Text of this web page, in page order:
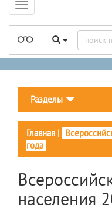
Разделы
Главная |
года
населения